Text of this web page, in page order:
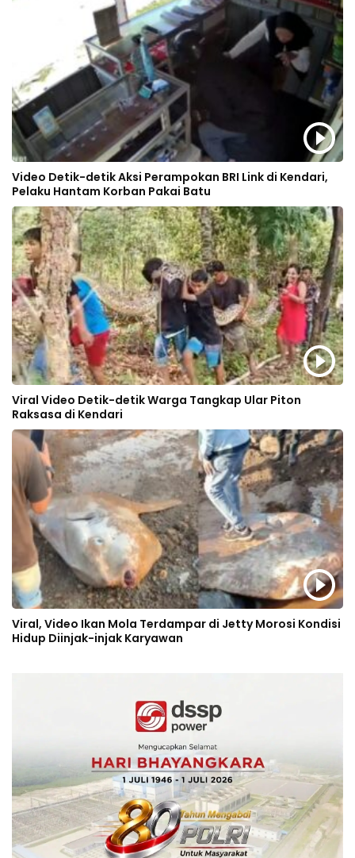
Video Detik-detik Aksi Perampokan BRI Link di Kendari,
Pelaku Hantam Korban Pakai Batu
Viral Video Detik-detik Warga Tangkap Ular Piton
Raksasa di Kendari
Viral, Video Ikan Mola Terdampar di Jetty Morosi Kondisi
Hidup Diinjak-injak Karyawan